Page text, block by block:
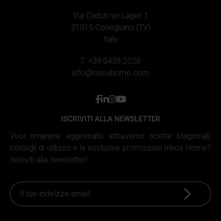
Via Caduti nei Lager, 1
31015 Conegliano (TV)
Italy
T. +39 0438 2020
info@irinoxhome.com
facebook
linkedin
instagram
youtube
ISCRIVITI ALLA NEWSLETTER
Vuoi rimanere aggiornato attraverso ricette stagionali,
consigli di utilizzo e le esclusive promozioni Irinox Home?
Iscriviti alla newsletter!
Iscriviti